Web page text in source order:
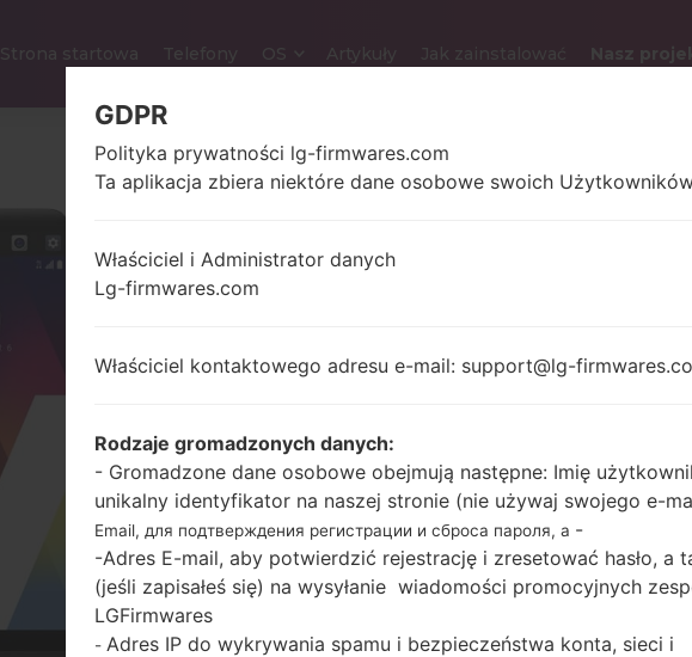
Strona startowa Telefony OS Artykuły Jak zainstalować Nasz
LG H918 (LGH918) Z
5.7 in (~72.4%
stosunek ekranu do
gęstość pikseli na cal)
2x2.15 GHz Kryo &
2x1.6 GHz Kryo
Qualcomm
MSM8996
Snapdragon 820
4GB
Unknown
GDPR
Polityka prywatności lg-firmwares.com
Ta aplikacja zbiera niektóre dane osobowe swoich
Właściciel i Administrator danych
Lg-firmwares.com
Właściciel kontaktowego adresu e-mail: support@lg-
Rodzaje gromadzonych danych:
- Gromadzone dane osobowe obejmują następne: Imię
unikalny identyfikator na naszej stronie (nie używaj swojego e-
Email, для подтверждения регистрации и сброса пароля, а -
-Adres E-mail, aby potwierdzić rejestrację i zresetować hasło, a
(jeśli zapisałeś się) na wysyłanie wiadomości promocyjnych
LGFirmwares
- Adres IP do wykrywania spamu i bezpieczeństwa konta, sieci i